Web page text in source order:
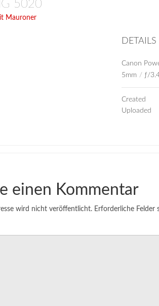
5020
Mauroner
DETAILS
Canon
5mm / ƒ/
Created
Uploaded
einen Kommentar
wird nicht veröffentlicht. Erforderliche Felder